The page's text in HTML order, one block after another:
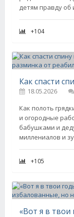
детям правду об
+104
18.05.2026
Как полоть
и огородные
бабушками и
миллениалов и
+105